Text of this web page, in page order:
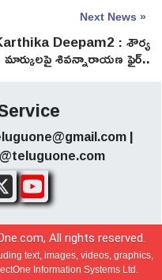
Next News »
Deepam2 : శౌర్య
మార్కులపై శివన్నారాయణ ఫైర్..
జ్యోత్స్నకు షాకిచ్చిన కార్తీక్!
|
All rights reserved.
text, images, videos, graphics,
Information Systems Ltd.